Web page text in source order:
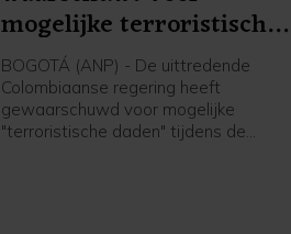
mogelijke terroristische
daden
BOGOTÁ (ANP) - De uittredende
Colombiaanse regering heeft
gewaarschuwd voor mogelijke
"terroristische daden" tijdens de